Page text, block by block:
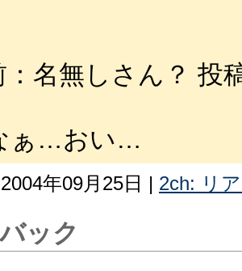
：名無しさん？ 投
ぁ…おい…
年09月25日 | 2ch: リ
ック